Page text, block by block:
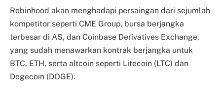
Robinhood akan menghadapi persaingan dari sejumlah
kompetitor seperti CME Group, bursa berjangka
terbesar di AS, dan Coinbase Derivatives Exchange,
yang sudah menawarkan kontrak berjangka untuk
BTC, ETH, serta altcoin seperti Litecoin (LTC) dan
Dogecoin (DOGE).